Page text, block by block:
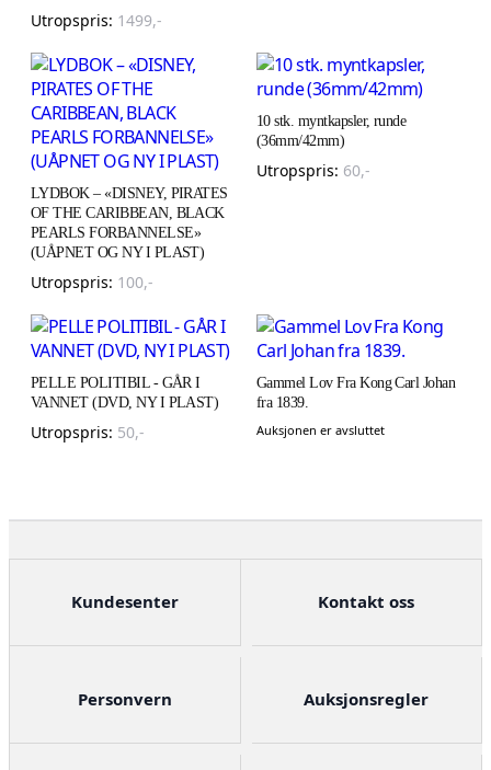
Utropspris: 1499,-
LYDBOK – «DISNEY, PIRATES
OF THE CARIBBEAN, BLACK
PEARLS FORBANNELSE»
(UÅPNET OG NY I PLAST)
Utropspris: 100,-
10 stk. myntkapsler, runde
(36mm/42mm)
Utropspris: 60,-
PELLE POLITIBIL - GÅR I
VANNET (DVD, NY I PLAST)
Utropspris: 50,-
Gammel Lov Fra Kong Carl Johan
fra 1839.
Auksjonen er avsluttet
Kundesenter Kontakt oss
Personvern Auksjonsregler